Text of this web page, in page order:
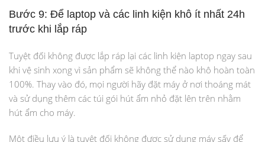
Bước 9: Để laptop và các linh kiện khô ít nhất 24h
trước khi lắp ráp
Tuyệt đối không được lắp ráp lại các linh kiện laptop ngay sau
khi vệ sinh xong vì sản phẩm sẽ không thể nào khô hoàn toàn
100%. Thay vào đó, mọi người hãy đặt máy ở nơi thoáng mát
và sử dụng thêm các túi gói hút ẩm nhỏ đặt lên trên nhằm
hút ẩm cho máy.
Một điều lưu ý là tuyệt đối không được sử dụng máy sấy để